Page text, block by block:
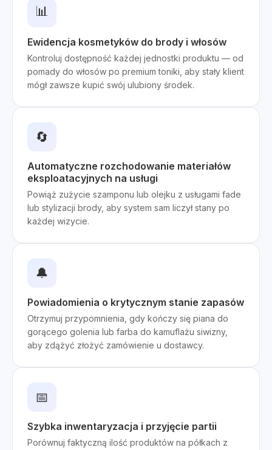
📊
Ewidencja kosmetyków do brody i włosów
Kontroluj dostępność każdej jednostki produktu — od
pomady do włosów po premium toniki, aby stały klient
mógł zawsze kupić swój ulubiony środek.
🔄
Automatyczne rozchodowanie materiałów
eksploatacyjnych na usługi
Powiąż zużycie szamponu lub olejku z usługami fade
lub stylizacji brody, aby system sam liczył stany po
każdej wizycie.
🔔
Powiadomienia o krytycznym stanie zapasów
Otrzymuj przypomnienia, gdy kończy się piana do
gorącego golenia lub farba do kamuflażu siwizny,
aby zdążyć złożyć zamówienie u dostawcy.
📅
Szybka inwentaryzacja i przyjęcie partii
Porównuj faktyczną ilość produktów na półkach z